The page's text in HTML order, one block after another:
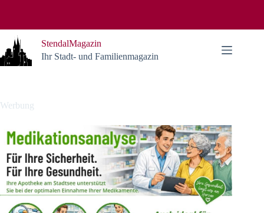
StendalMagazin
Ihr Stadt- und Familienmagazin
Werbung